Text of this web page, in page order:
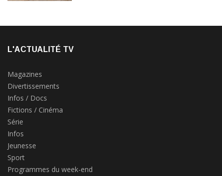
L'ACTUALITÉ TV
Magazines
Divertissements
Infos / Docs
Fictions / Cinéma
Série
Infos
Jeunesse
Sport
Programmes du week-end